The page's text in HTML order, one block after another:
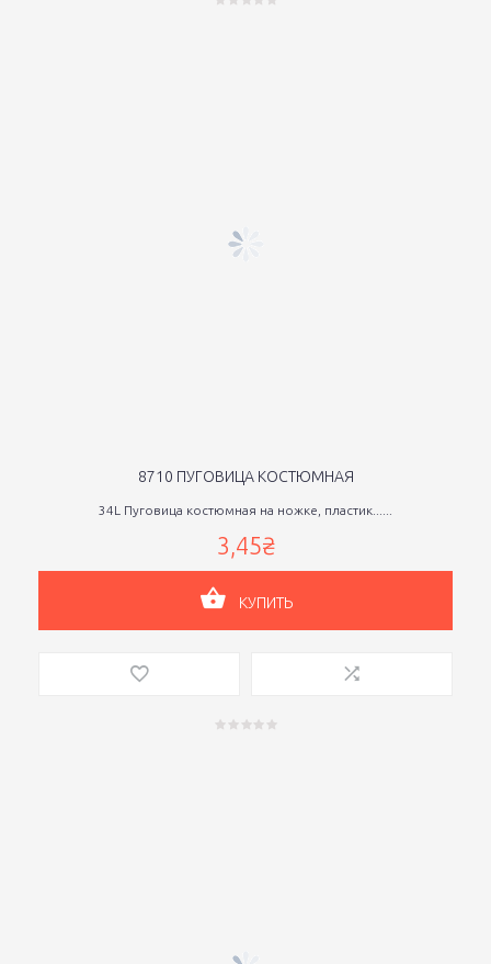
8710 ПУГОВИЦА КОСТЮМНАЯ
34L Пуговица костюмная на ножке, пластик......
3,45₴
КУПИТЬ